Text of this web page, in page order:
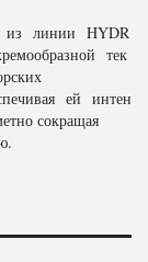
из линии HYDR
тек
ей интен
сокращая